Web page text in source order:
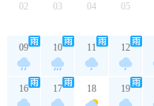
02 03 04 05
09 10 11 12
16 17 18 19